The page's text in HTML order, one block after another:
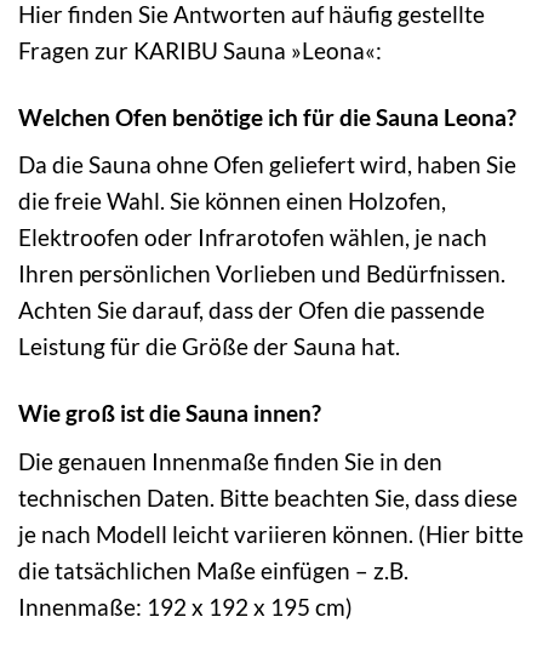
Hier finden Sie Antworten auf häufig gestellte
Fragen zur KARIBU Sauna »Leona«:
Welchen Ofen benötige ich für die Sauna Leona?
Da die Sauna ohne Ofen geliefert wird, haben Sie
die freie Wahl. Sie können einen Holzofen,
Elektroofen oder Infrarotofen wählen, je nach
Ihren persönlichen Vorlieben und Bedürfnissen.
Achten Sie darauf, dass der Ofen die passende
Leistung für die Größe der Sauna hat.
Wie groß ist die Sauna innen?
Die genauen Innenmaße finden Sie in den
technischen Daten. Bitte beachten Sie, dass diese
je nach Modell leicht variieren können. (Hier bitte
die tatsächlichen Maße einfügen – z.B.
Innenmaße: 192 x 192 x 195 cm)